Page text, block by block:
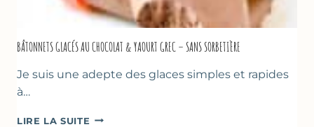
BÂTONNETS GLACÉS AU CHOCOLAT & YAOURT GREC – SANS SORBETIÈRE
Je suis une adepte des glaces simples et rapides
à…
LIRE LA SUITE BÂTONNETS